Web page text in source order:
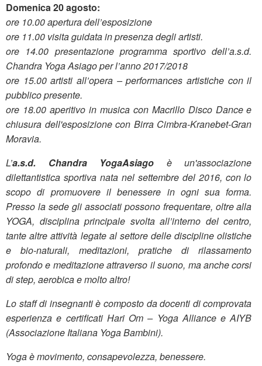
Domenica 20 agosto:
ore 10.00 apertura dell’esposizione
ore 11.00 visita guidata in presenza degli artisti.
ore 14.00 presentazione programma sportivo dell’a.s.d.
Chandra Yoga Asiago per l’anno 2017/2018
ore 15.00 artisti all’opera – performances artistiche con il
pubblico presente.
ore 18.00 aperitivo in musica con Macrillo Disco Dance e
chiusura dell'esposizione con Birra Cimbra-Kranebet-Gran
Moravia.
L’a.s.d. Chandra YogaAsiago è un'associazione
dilettantistica sportiva nata nel settembre del 2016, con lo
scopo di promuovere il benessere in ogni sua forma.
Presso la sede gli associati possono frequentare, oltre alla
YOGA, disciplina principale svolta all’interno del centro,
tante altre attività legate al settore delle discipline olistiche
e bio-naturali, meditazioni, pratiche di rilassamento
profondo e meditazione attraverso il suono, ma anche corsi
di step, aerobica e molto altro!
Lo staff di insegnanti è composto da docenti di comprovata
esperienza e certificati Hari Om – Yoga Alliance e AIYB
(Associazione Italiana Yoga Bambini).
Yoga è movimento, consapevolezza, benessere.